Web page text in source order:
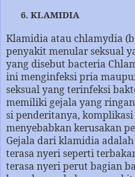
6. KLAMIDIA
Klamidia atau chlamydia
penyakit menular seksual
yang disebut bacteria
ini menginfeksi pria
seksual yang terinfeksi
memiliki gejala yang
si penderitanya,
menyebabkan kerusakan
Gejala dari klamidia
terasa nyeri seperti
terasa nyeri perut bagian